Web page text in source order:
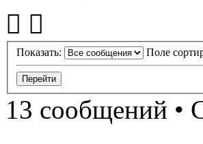
Показать: Поле
13 сообщений •